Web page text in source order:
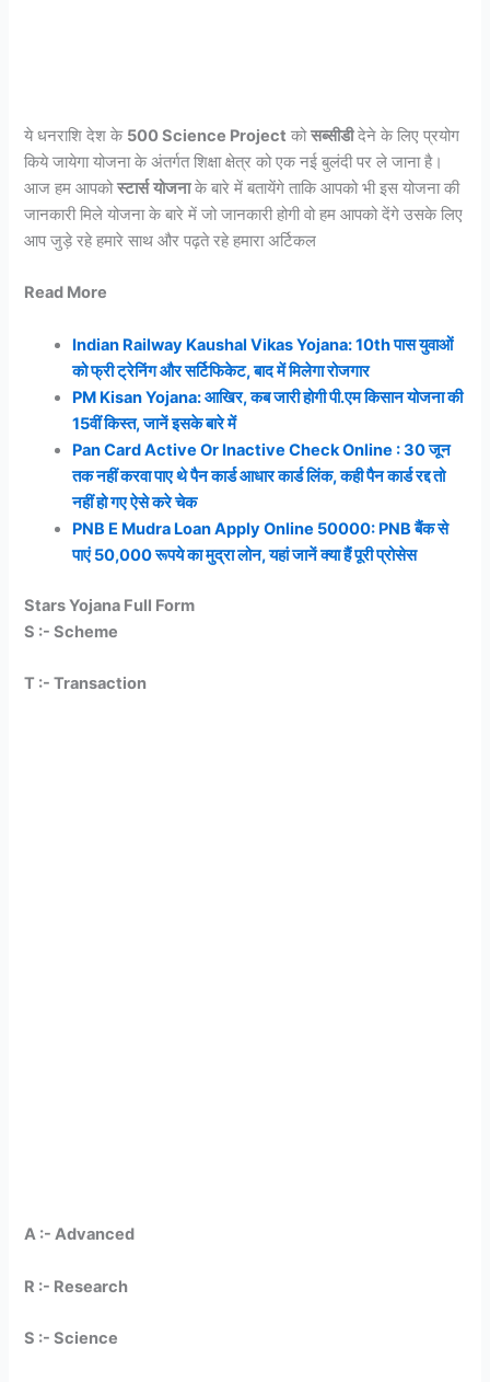
ये धनराशि देश के 500 Science Project कोसब्सीडीदेने के लिए प्रयोग
किये जायेगा योजना के अंतर्गत शिक्षा क्षेत्र को एक नई बुलंदी पर ले जाना है।
आज हम आपकोस्टार्स योजनाके बारे में बतायेंगे ताकि आपको भी इस योजना की
जानकारी मिले योजना के बारे में जो जानकारी होगी वो हम आपको देंगे उसके लिए
आप जुड़े रहे हमारे साथ और पढ़ते रहे हमारा अर्टिकल
Read More
Indian Railway Kaushal Vikas Yojana: 10th पास युवाओं
को फ्री ट्रेनिंग और सर्टिफिकेट, बाद में मिलेगा रोजगार
PM Kisan Yojana: आखिर, कब जारी होगी पी.एम किसान योजना की
15वीं किस्त, जानें इसके बारे में
Pan Card Active Or Inactive Check Online : 30 जून
तक नहीं करवा पाए थे पैन कार्ड आधार कार्ड लिंक, कही पैन कार्ड रद्द तो
नहीं हो गए ऐसे करे चेक
PNB E Mudra Loan Apply Online 50000: PNB बैंक से
पाएं 50,000 रूपये का मुद्रा लोन, यहां जानें क्या हैं पूरी प्रोसेस
Stars Yojana Full Form
S :- Scheme
T :- Transaction
A :- Advanced
R :- Research
S :- Science